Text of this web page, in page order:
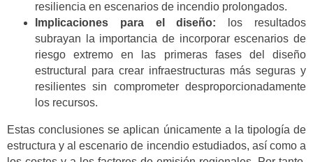
resiliencia en escenarios de incendio prolongados.
Implicaciones para el diseño: los resultados
subrayan la importancia de incorporar escenarios de
riesgo extremo en las primeras fases del diseño
estructural para crear infraestructuras más seguras y
resilientes sin comprometer desproporcionadamente
los recursos.
Estas conclusiones se aplican únicamente a la tipología de
estructura y al escenario de incendio estudiados, así como a